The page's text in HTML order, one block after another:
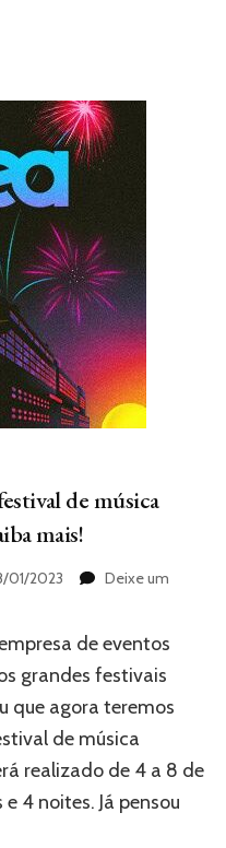
de música
mais!
01/2023
Deixe um
de eventos
grandes festivais
que agora teremos
de música
realizado de 4 a 8 de
4 noites. Já pensou